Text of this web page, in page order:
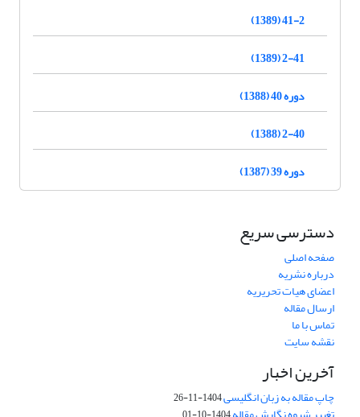
41-2 (1389)
2-41 (1389)
دوره 40 (1388)
2-40 (1388)
دوره 39 (1387)
دسترسی سریع
صفحه اصلی
درباره نشریه
اعضای هیات تحریریه
ارسال مقاله
تماس با ما
نقشه سایت
آخرین اخبار
چاپ مقاله به زبان انگلیسی1404-11-26